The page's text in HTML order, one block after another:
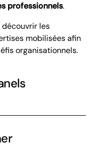
professionnels.
les
mobilisées afin
organisationnels.